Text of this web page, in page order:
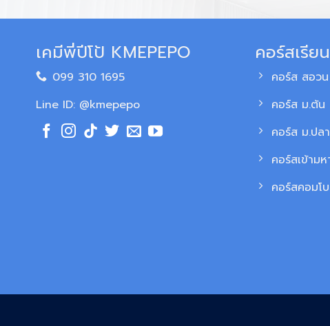
เคมีพี่ปีโป้ KMEPEPO
099 310 1695
Line ID: @kmepepo
คอร์สเรียน
คอร์ส สอวน
คอร์ส ม.ต้น
คอร์ส ม.ปล
คอร์สเข้าม
คอร์สคอมโบ